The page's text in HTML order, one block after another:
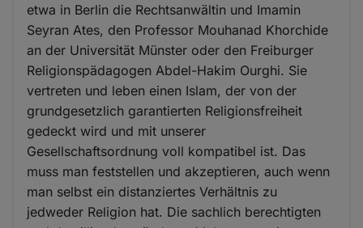
etwa in Berlin die Rechtsanwältin und Imamin
Seyran Ates, den Professor Mouhanad Khorchide
an der Universität Münster oder den Freiburger
Religionspädagogen Abdel-Hakim Ourghi. Sie
vertreten und leben einen Islam, der von der
grundgesetzlich garantierten Religionsfreiheit
gedeckt wird und mit unserer
Gesellschaftsordnung voll kompatibel ist. Das
muss man feststellen und akzeptieren, auch wenn
man selbst ein distanziertes Verhältnis zu
jedweder Religion hat. Die sachlich berechtigten